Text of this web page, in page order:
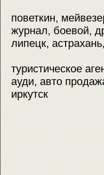
поветкин,
журнал, боевой,
липецк,
туристическое
ауди, авто
иркутск